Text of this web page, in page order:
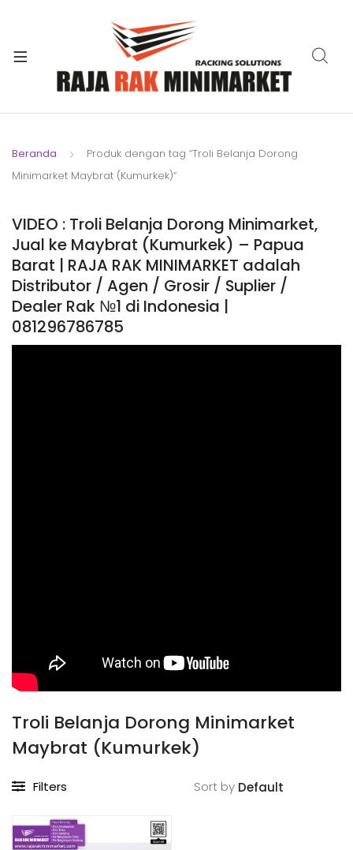
Beranda
Produk dengan tag “Troli Belanja Dorong
Minimarket Maybrat (Kumurkek)”
VIDEO : Troli Belanja Dorong Minimarket,
Jual ke Maybrat (Kumurkek) – Papua
Barat | RAJA RAK MINIMARKET adalah
Distributor / Agen / Grosir / Suplier /
Dealer Rak №1 di Indonesia |
081296786785
Troli Belanja Dorong Minimarket
Maybrat (Kumurkek)
Filters Sort by